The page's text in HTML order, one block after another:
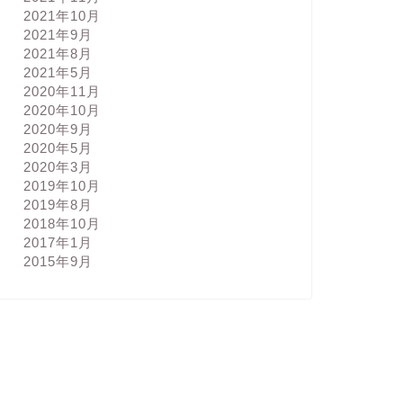
2021年10月
2021年9月
2021年8月
2021年5月
2020年11月
2020年10月
2020年9月
2020年5月
2020年3月
2019年10月
2019年8月
2018年10月
2017年1月
2015年9月